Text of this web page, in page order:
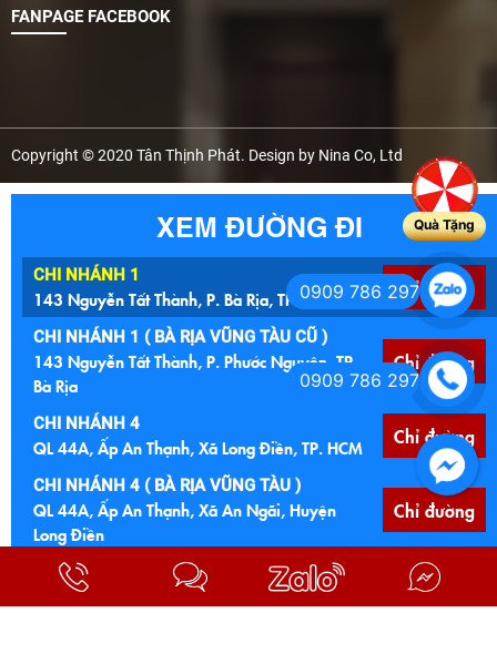
FANPAGE FACEBOOK
Copyright © 2020 Tân Thịnh Phát. Design by Nina Co, Ltd
XEM ĐƯỜNG ĐI
CHI NHÁNH 1
143 Nguyễn Tất Thành, P. Bà Rịa, TP. HCM Chỉ đường
CHI NHÁNH 1 ( BÀ RỊA VŨNG TÀU CŨ )
143 Nguyễn Tất Thành, P. Phước Nguyên, TP.
Bà Rịa
Chỉ đường
CHI NHÁNH 4
QL 44A, Ấp An Thạnh, Xã Long Điền, TP. HCM Chỉ đường
CHI NHÁNH 4 ( BÀ RỊA VŨNG TÀU )
QL 44A, Ấp An Thạnh, Xã An Ngãi, Huyện
Long Điền
Chỉ đường
CHI NHÁNH 5
Ngã 4 Núi Đất, 122 Quốc lộ 56, P. Tam Long,
Chỉ đường
Quà Tặng
0909 786 297
0909 786 297